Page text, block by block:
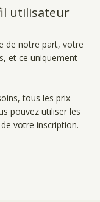
utilisateur
de notre part, votre
et ce uniquement
tous les prix
pouvez utiliser les
votre inscription.